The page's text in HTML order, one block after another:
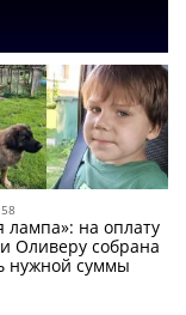
лампа»: на оплату
Оливеру собрана
нужной суммы